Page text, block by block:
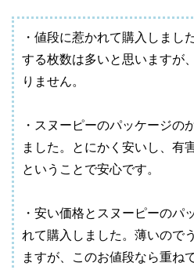
・値段に惹かれて購入しまし
する枚数は多いと思いますが
りません。
・スヌーピーのパッケージの
ました。とにかく安いし、有
ということで安心です。
・安い価格とスヌーピーのパ
れて購入しました。薄いので
ますが、このお値段なら重ね